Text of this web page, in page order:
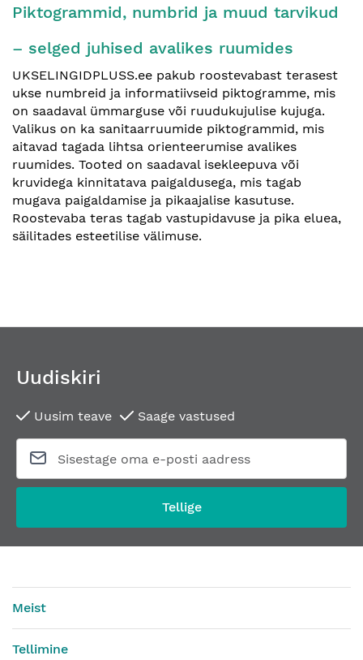
Piktogrammid, numbrid ja muud tarvikud
– selged juhised avalikes ruumides
UKSELINGIDPLUSS.ee pakub roostevabast terasest
ukse numbreid ja informatiivseid piktogramme, mis
on saadaval ümmarguse või ruudukujulise kujuga.
Valikus on ka sanitaarruumide piktogrammid, mis
aitavad tagada lihtsa orienteerumise avalikes
ruumides. Tooted on saadaval isekleepuva või
kruvidega kinnitatava paigaldusega, mis tagab
mugava paigaldamise ja pikaajalise kasutuse.
Roostevaba teras tagab vastupidavuse ja pika eluea,
säilitades esteetilise välimuse.
Uudiskiri
Uusim teave Saage vastused
Tellige
Meist
Tellimine